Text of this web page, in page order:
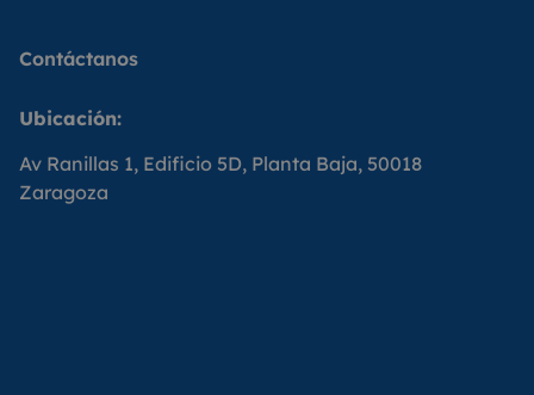
Contáctanos
Ubicación:
Av Ranillas 1, Edificio 5D, Planta Baja, 50018
Zaragoza